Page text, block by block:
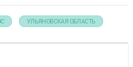
УЛЬЯНОВСКАЯ ОБЛАСТЬ